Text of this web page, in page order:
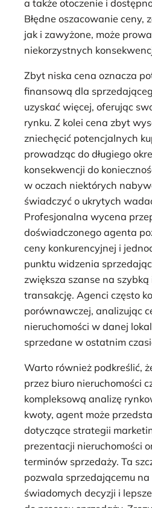
a także otoczenie i
Błędne oszacowanie ceny,
jak i zawyżone, może
niekorzystnych
Zbyt niska cena oznacza
finansową dla
uzyskać więcej, oferując
rynku. Z kolei cena zbyt
zniechęcić potencjalnych
prowadząc do długiego
konsekwencji do
w oczach niektórych
świadczyć o ukrytych
Profesjonalna wycena
doświadczonego agenta
ceny konkurencyjnej i
punktu widzenia
zwiększa szanse na szybką
transakcję. Agenci często
porównawczej, analizując
nieruchomości w danej
sprzedane w ostatnim
Warto również podkreślić,
przez biuro nieruchomości
kompleksową analizę
kwoty, agent może
dotyczące strategii
prezentacji nieruchomości
terminów sprzedaży. Ta
pozwala sprzedającemu na
świadomych decyzji i